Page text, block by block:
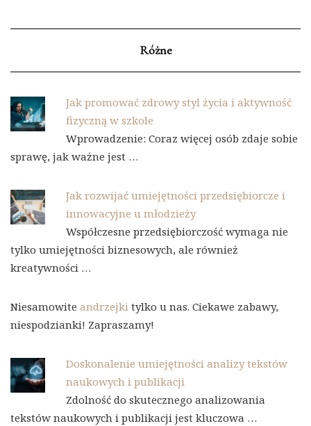
Różne
Jak promować zdrowy styl życia i aktywność
fizyczną w szkole
Wprowadzenie: Coraz więcej osób zdaje sobie
sprawę, jak ważne jest …
Jak rozwijać umiejętności przedsiębiorcze i
innowacyjne u młodzieży
Współczesne przedsiębiorczość wymaga nie
tylko umiejętności biznesowych, ale również
kreatywności …
Niesamowite andrzejki tylko u nas. Ciekawe zabawy,
niespodzianki! Zapraszamy!
Doskonalenie umiejętności analizy tekstów
naukowych i publikacji
Zdolność do skutecznego analizowania
tekstów naukowych i publikacji jest kluczowa …